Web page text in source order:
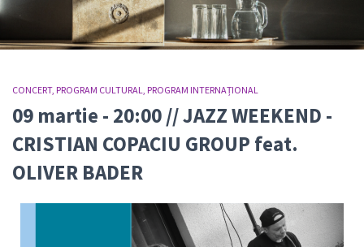
CONCERT PROGRAM CULTURAL PROGRAM INTERNAȚIONAL
09 martie - 20:00 // JAZZ WEEKEND -
CRISTIAN COPACIU GROUP feat.
OLIVER BADER